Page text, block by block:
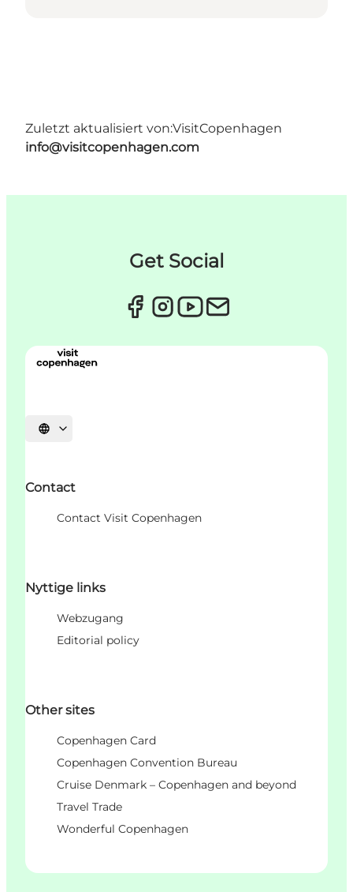
Zuletzt aktualisiert von:VisitCopenhagen
info@visitcopenhagen.com
Get Social
Sprache auswählen
Contact
Contact Visit Copenhagen
Nyttige links
Webzugang
Editorial policy
Other sites
Copenhagen Card
Copenhagen Convention Bureau
Cruise Denmark – Copenhagen and beyond
Travel Trade
Wonderful Copenhagen